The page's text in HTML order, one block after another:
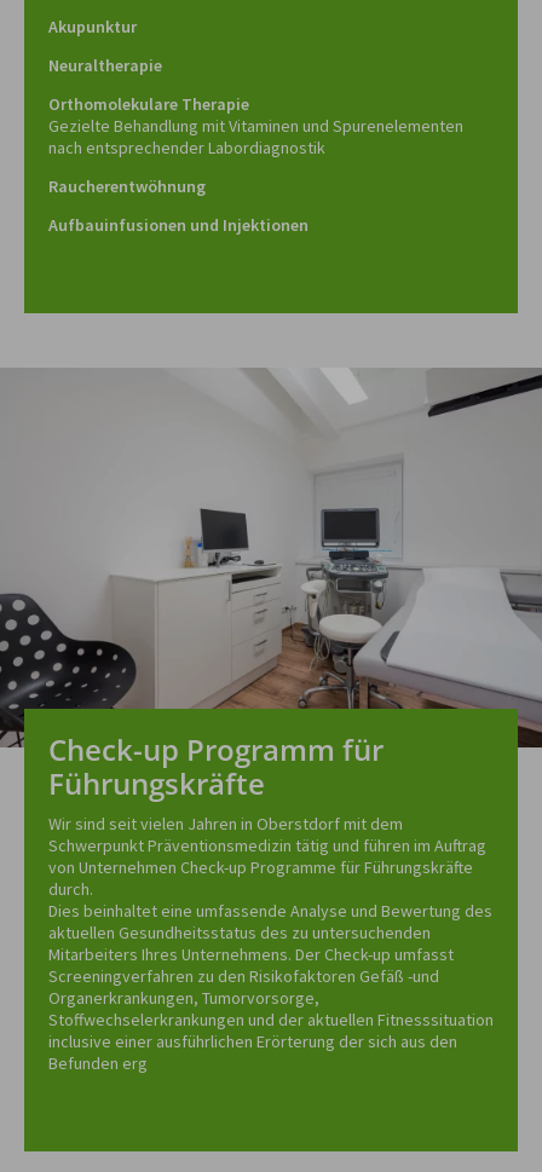
Akupunktur
Neuraltherapie
Orthomolekulare Therapie
Gezielte Behandlung mit Vitaminen und Spurenelementen
nach entsprechender Labordiagnostik
Raucherentwöhnung
Aufbauinfusionen und Injektionen
Check-up Programm für
Führungskräfte
Wir sind seit vielen Jahren in Oberstdorf mit dem
Schwerpunkt Präventionsmedizin tätig und führen im Auftrag
von Unternehmen Check-up Programme für Führungskräfte
durch.
Dies beinhaltet eine umfassende Analyse und Bewertung des
aktuellen Gesundheitsstatus des zu untersuchenden
Mitarbeiters Ihres Unternehmens. Der Check-up umfasst
Screeningverfahren zu den Risikofaktoren Gefäß -und
Organerkrankungen, Tumorvorsorge,
Stoffwechselerkrankungen und der aktuellen Fitnesssituation
inclusive einer ausführlichen Erörterung der sich aus den
Befunden erg